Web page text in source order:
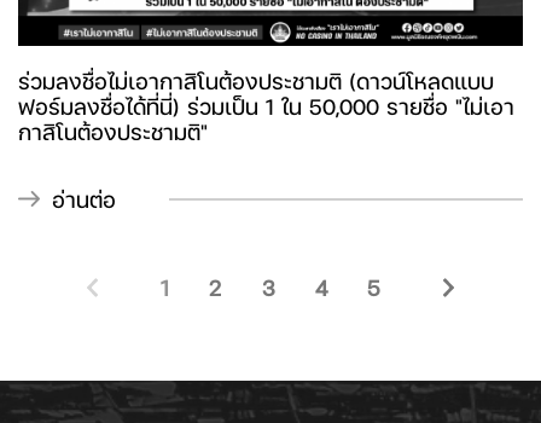
ร่วมลงชื่อไม่เอากาสิโนต้องประชามติ (ดาวน์โหลดแบบ
ฟอร์มลงชื่อได้ที่นี่) ร่วมเป็น 1 ใน 50,000 รายชื่อ "ไม่เอา
กาสิโนต้องประชามติ"
อ่านต่อ
1 2 3 4 5